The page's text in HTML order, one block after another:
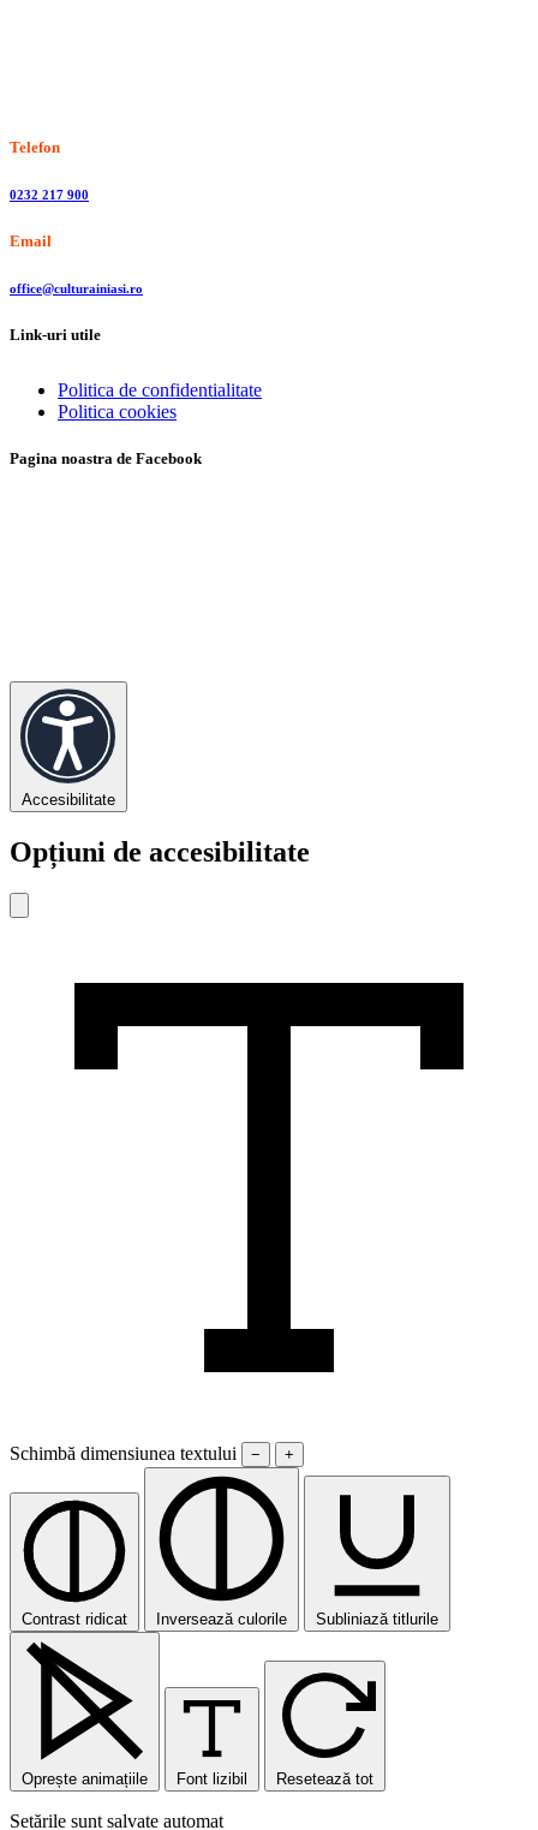
Telefon
0232 217 900
Email
office@culturainiasi.ro
Link-uri utile
Politica de confidentialitate
Politica cookies
Pagina noastra de Facebook
Accesibilitate
Opțiuni de accesibilitate
Schimbă dimensiunea textului − +
Contrast ridicat Inversează culorile Subliniază titlurile
Oprește animațiile Font lizibil Resetează tot
Setările sunt salvate automat